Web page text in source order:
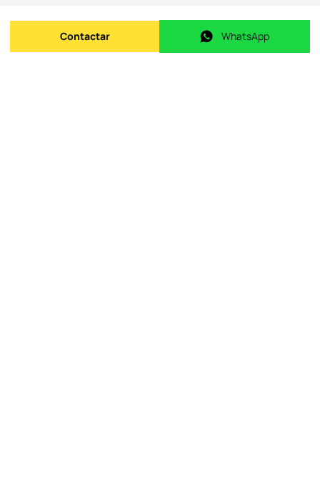
Enviar mensagem
Contactar WhatsApp
WhatsApp